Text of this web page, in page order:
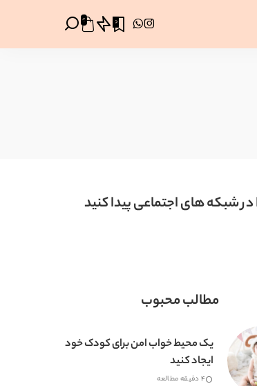
0
0
در شبکه های اجتماعی پیدا کنید
مطالب محبوب
یک محیط خواب امن برای کودک خود
ایجاد کنید
4 دقیقه مطالعه